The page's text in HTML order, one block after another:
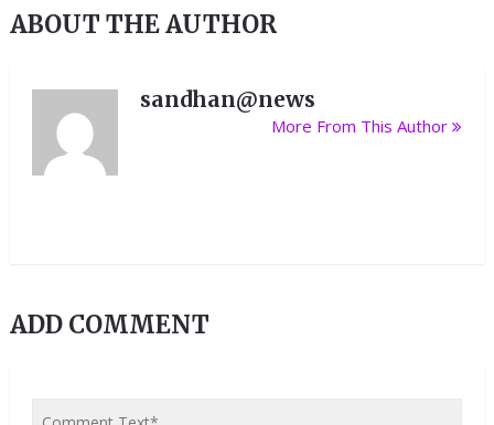
ABOUT THE AUTHOR
sandhan@news
More From This Author
ADD COMMENT